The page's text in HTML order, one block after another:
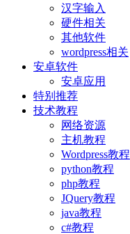
汉字输入
硬件相关
其他软件
wordpress相关
安卓软件
安卓应用
特别推荐
技术教程
网络资源
主机教程
Wordpress教程
python教程
php教程
JQuery教程
java教程
c#教程